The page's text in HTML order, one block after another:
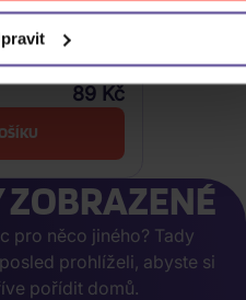
89 Kč
pro něco jiného? Tady
prohlíželi, abyste si
pořídit domů.